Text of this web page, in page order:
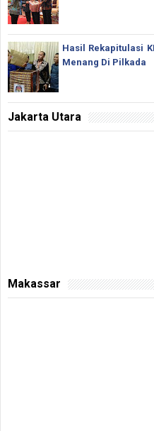
Hasil Rekapitulasi
Menang Di Pilkada
Jakarta Utara
Makassar